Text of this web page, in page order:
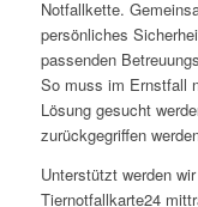
Notfallkette.
persönliches
passenden
So muss im Ernstfall
Lösung gesucht
zurückgegriffen
Unterstützt werden
Tiernotfallkarte24